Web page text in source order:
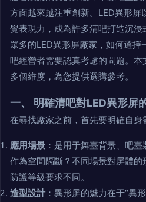
方面越來越注重創新。LED異形屏
覺表現力，成為許多清吧打造沉
眾多的LED異形屏廠家，如何選
吧經營者需要認真考慮的問題。
多個維度，為您提供選購參考。
一、 明確清吧對LED異形屏
在尋找廠家之前，首先要明確自身
應用場景 ：是用于舞臺背景、吧
作為空間隔斷？不同場景對屏體
防護等級要求不同。
造型設計：異形屏的魅力在于“異